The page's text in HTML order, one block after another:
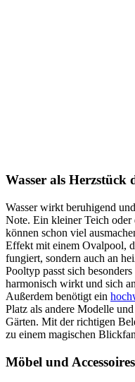
Wasser als Herzstück
Wasser wirkt beruhigend
Note. Ein kleiner Teich oder
können schon viel
Effekt mit einem Ovalpool,
fungiert, sondern auch an
Pooltyp passt sich
harmonisch wirkt und sich
Außerdem benötigt ein
Platz als andere Modelle
Gärten. Mit der richtigen
zu einem magischen
Möbel und